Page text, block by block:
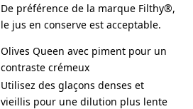
De préférence de la marque Filthy®,
le jus en conserve est acceptable.
Olives Queen avec piment pour un
contraste crémeux
Utilisez des glaçons denses et
vieillis pour une dilution plus lente